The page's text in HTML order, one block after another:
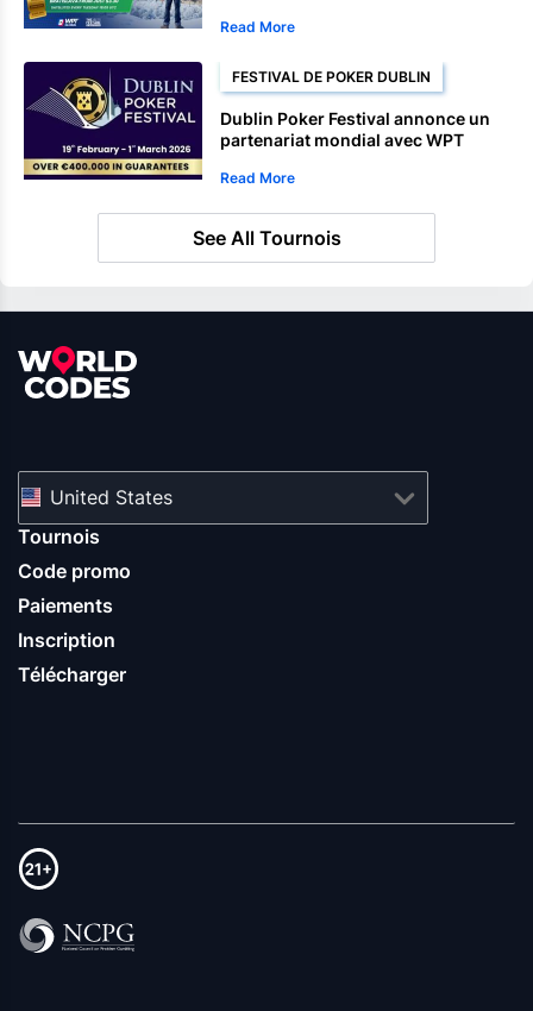
Read More
FESTIVAL DE POKER DUBLIN
Dublin Poker Festival annonce un
partenariat mondial avec WPT
Read More
See All Tournois
United States
Tournois
Code promo
Paiements
Inscription
Télécharger